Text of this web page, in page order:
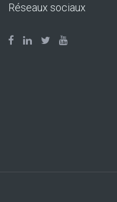
Réseaux sociaux